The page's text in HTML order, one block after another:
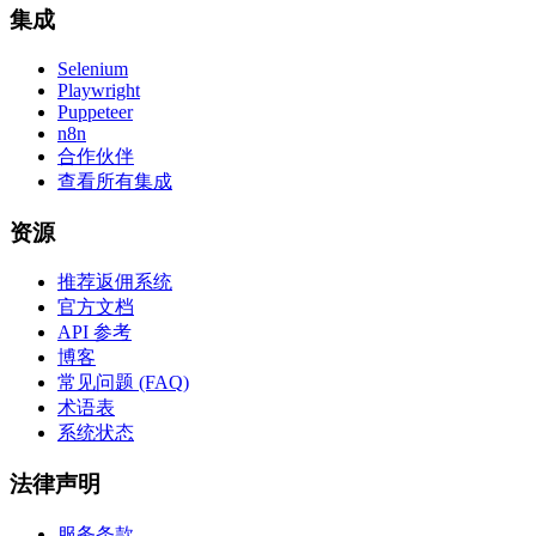
集成
Selenium
Playwright
Puppeteer
n8n
合作伙伴
查看所有集成
资源
推荐返佣系统
官方文档
API 参考
博客
常见问题 (FAQ)
术语表
系统状态
法律声明